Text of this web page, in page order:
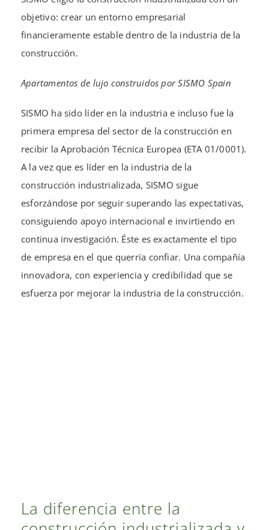
objetivo: crear un entorno empresarial
financieramente estable dentro de la industria de la
construcción.
Apartamentos de lujo construidos por SISMO Spain
SISMO ha sido líder en la industria e incluso fue la
primera empresa del sector de la construcción en
recibir la Aprobación Técnica Europea (ETA 01/0001).
A la vez que es líder en la industria de la
construcción industrializada, SISMO sigue
esforzándose por seguir superando las expectativas,
consiguiendo apoyo internacional e invirtiendo en
continua investigación. Éste es exactamente el tipo
de empresa en el que querría confiar. Una compañía
innovadora, con experiencia y credibilidad que se
esfuerza por mejorar la industria de la construcción.
La diferencia entre la